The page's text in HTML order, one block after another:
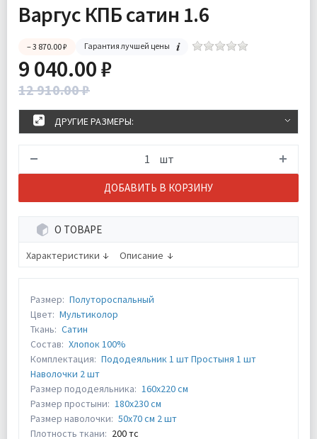
Варгус КПБ сатин 1.6
– 3 870.00 ₽ Гарантия лучшей цены
9 040.00 ₽
12 910.00 ₽
ДРУГИЕ РАЗМЕРЫ:
шт
ДОБАВИТЬ В КОРЗИНУ
О ТОВАРЕ
Характеристики Описание
Размер: Полутороспальный
Цвет: Мультиколор
Ткань: Сатин
Состав: Хлопок 100%
Комплектация: Пододеяльник 1 шт Простыня 1 шт
Наволочки 2 шт
Размер пододеяльника: 160х220 см
Размер простыни: 180х230 см
Размер наволочки: 50х70 см 2 шт
Плотность ткани: 200 тс